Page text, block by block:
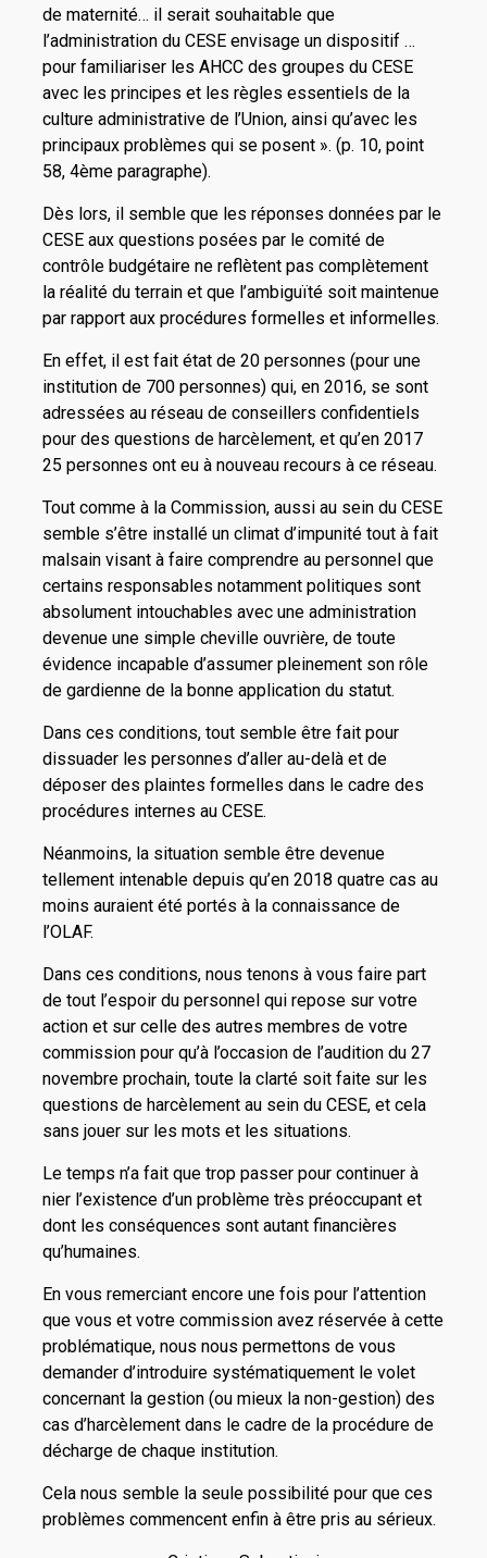
de maternité… il serait souhaitable que
l’administration du CESE envisage un dispositif …
pour familiariser les AHCC des groupes du CESE
avec les principes et les règles essentiels de la
culture administrative de l’Union, ainsi qu’avec les
principaux problèmes qui se posent ». (p. 10, point
58, 4ème paragraphe).
Dès lors, il semble que les réponses données par le
CESE aux questions posées par le comité de
contrôle budgétaire ne reflètent pas complètement
la réalité du terrain et que l’ambiguïté soit maintenue
par rapport aux procédures formelles et informelles.
En effet, il est fait état de 20 personnes (pour une
institution de 700 personnes) qui, en 2016, se sont
adressées au réseau de conseillers confidentiels
pour des questions de harcèlement, et qu’en 2017
25 personnes ont eu à nouveau recours à ce réseau.
Tout comme à la Commission, aussi au sein du CESE
semble s’être installé un climat d’impunité tout à fait
malsain visant à faire comprendre au personnel que
certains responsables notamment politiques sont
absolument intouchables avec une administration
devenue une simple cheville ouvrière, de toute
évidence incapable d’assumer pleinement son rôle
de gardienne de la bonne application du statut.
Dans ces conditions, tout semble être fait pour
dissuader les personnes d’aller au-delà et de
déposer des plaintes formelles dans le cadre des
procédures internes au CESE.
Néanmoins, la situation semble être devenue
tellement intenable depuis qu’en 2018 quatre cas au
moins auraient été portés à la connaissance de
l’OLAF.
Dans ces conditions, nous tenons à vous faire part
de tout l’espoir du personnel qui repose sur votre
action et sur celle des autres membres de votre
commission pour qu’à l’occasion de l’audition du 27
novembre prochain, toute la clarté soit faite sur les
questions de harcèlement au sein du CESE, et cela
sans jouer sur les mots et les situations.
Le temps n’a fait que trop passer pour continuer à
nier l’existence d’un problème très préoccupant et
dont les conséquences sont autant financières
qu’humaines.
En vous remerciant encore une fois pour l’attention
que vous et votre commission avez réservée à cette
problématique, nous nous permettons de vous
demander d’introduire systématiquement le volet
concernant la gestion (ou mieux la non-gestion) des
cas d’harcèlement dans le cadre de la procédure de
décharge de chaque institution.
Cela nous semble la seule possibilité pour que ces
problèmes commencent enfin à être pris au sérieux.